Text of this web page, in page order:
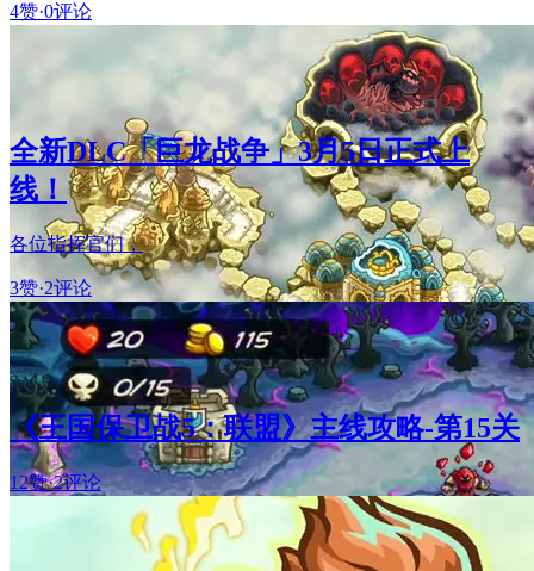
4赞·0评论
全新DLC「巨龙战争」3月5日正式上
线！
各位指挥官们，
3赞·2评论
《王国保卫战5：联盟》主线攻略-第15关
12赞·2评论